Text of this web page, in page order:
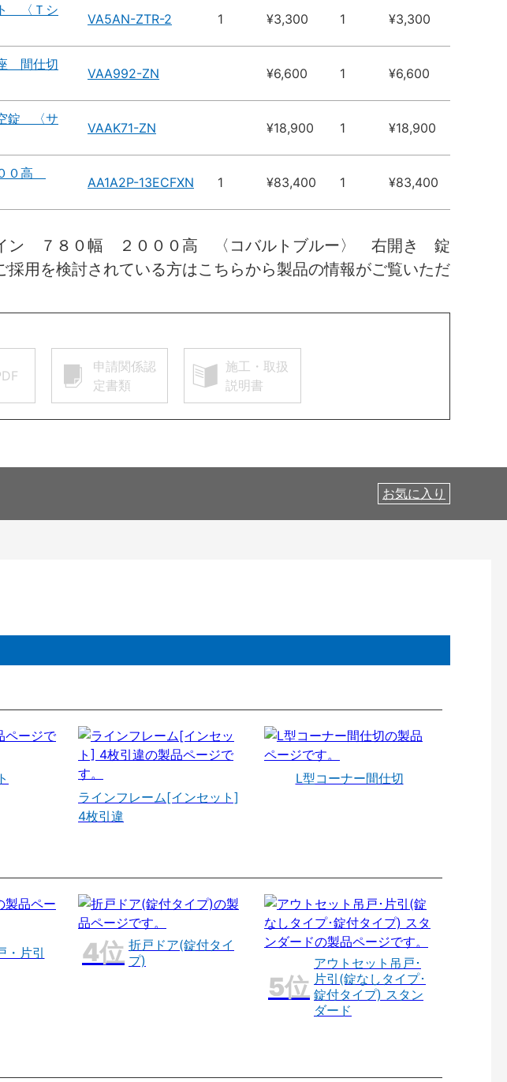
〈Ｔシ
VA5AN-ZTR-2 1 ¥3,300 1 ¥3,300
間仕切
VAA992-ZN ¥6,600 1 ¥6,600
錠 〈サ
VAAK71-ZN ¥18,900 1 ¥18,900
０高
AA1A2P-13ECFXN 1 ¥83,400 1 ¥83,400
ン ７８０幅 ２０００高 〈コバルトブルー〉 右開き 錠
を検討されている方はこちらから製品の情報がご覧いただ
申請関係認
定書類
施工・取扱
説明書
お気に入り
ラインフレーム[インセット]
4枚引違
L型コーナー間仕切
・片引
折戸ドア(錠付タイ
プ)
アウトセット吊戸･
片引(錠なしタイプ･
錠付タイプ) スタン
ダード